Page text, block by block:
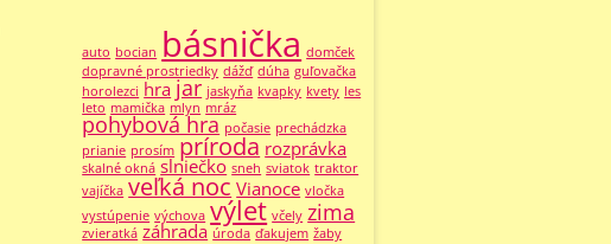
auto bocian básnička domček
dopravné prostriedky dážď dúha guľovačka
horolezci hra jar jaskyňa kvapky kvety les
leto mamička mlyn mráz
pohybová hra počasie prechádzka
prianie prosím príroda rozprávka
skalné okná slniečko sneh sviatok traktor
vajíčka veľká noc Vianoce vločka
vystúpenie výchova výlet včely zima
zvieratká záhrada úroda ďakujem žaby